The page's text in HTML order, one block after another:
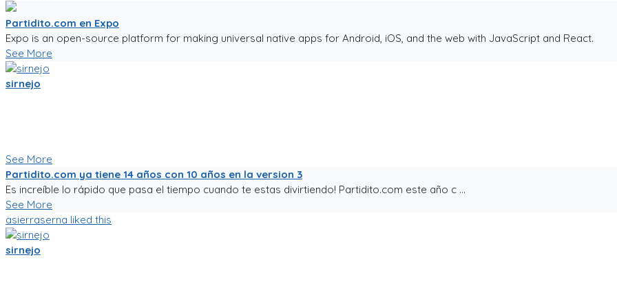
Partidito.com en Expo
Expo is an open-source platform for making universal native apps for Android, iOS, and the web with JavaScript and React.
See More
sirnejo
See More
Partidito.com ya tiene 14 años con 10 años en la version 3
Es increíble lo rápido que pasa el tiempo cuando te estas divirtiendo! Partidito.com este año c ...
See More
asierraserna liked this
sirnejo